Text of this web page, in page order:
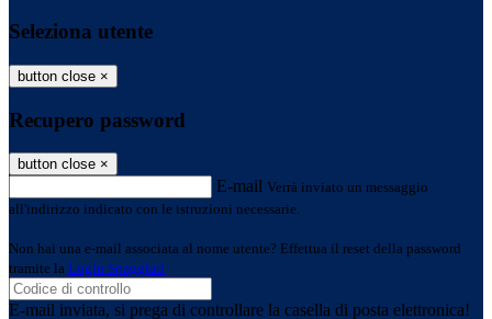
Seleziona utente
button close ×
Recupero password
button close ×
E-mail Verrà inviato un messaggio
all'indirizzo indicato con le istruzioni necessarie.
Non hai una e-mail associata al nome utente? Effettua il reset della password
tramite la Login Spaggiari
E-mail inviata, si prega di controllare la casella di posta elettronica!